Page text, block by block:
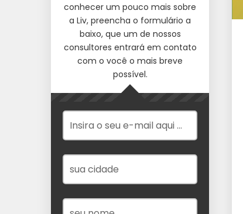
conhecer um pouco mais sobre
a Liv, preencha o formulário a
baixo, que um de nossos
consultores entrará em contato
com o você o mais breve
possível.